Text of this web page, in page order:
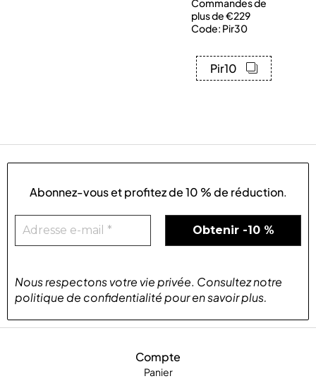
Commandes de
plus de €229
Code: Pir30
Pir10
Compte
Panier
Abonnez-vous et profitez de10 % de réduction.
Nous respectons votre vie privée. Consultez notre
politique de confidentialitépouren savoir plus.